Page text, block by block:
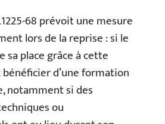
68 prévoit une mesure
lors de la reprise : si le
sa place grâce à cette
d’une formation
notamment si des
ou